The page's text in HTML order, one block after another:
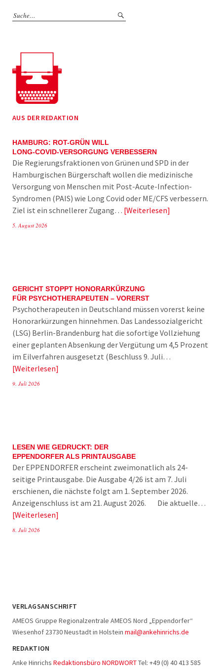
AUS DER REDAKTION
HAMBURG: ROT-GRÜN WILL
LONG-COVID-VERSORGUNG VERBESSERN
Die Regierungsfraktionen von Grünen und SPD in der
Hamburgischen Bürgerschaft wollen die medizinische
Versorgung von Menschen mit Post-Acute-Infection-
Syndromen (PAIS) wie Long Covid oder ME/CFS verbessern.
Ziel ist ein schnellerer Zugang… Weiterlesen
5. August 2026
GERICHT STOPPT HONORARKÜRZUNG
FÜR PSYCHOTHERAPEUTEN – VORERST
Psychotherapeuten in Deutschland müssen vorerst keine
Honorarkürzungen hinnehmen. Das Landessozialgericht
(LSG) Berlin-Brandenburg hat die sofortige Vollziehung
einer geplanten Absenkung der Vergütung um 4,5 Prozent
im Eilverfahren ausgesetzt (Beschluss 9. Juli…
Weiterlesen
9. Juli 2026
LESEN WIE GEDRUCKT: DER
EPPENDORFER ALS PRINTAUSGABE
Der EPPENDORFER erscheint zweimonatlich als 24-
seitige Printausgabe. Die Ausgabe 4/26 ist am 7. Juli
erschienen, die nächste folgt am 1. September 2026.
Anzeigenschluss ist am 21. August 2026. Die aktuelle…
Weiterlesen
8. Juli 2026
VERLAGSANSCHRIFT
AMEOS Gruppe Regionalzentrale AMEOS Nord „Eppendorfer“
Wiesenhof 23730 Neustadt in Holstein mail@ankehinrichs.de
REDAKTION
Anke Hinrichs Redaktionsbüro NORDWORTTel: +49 (0) 40 413 585